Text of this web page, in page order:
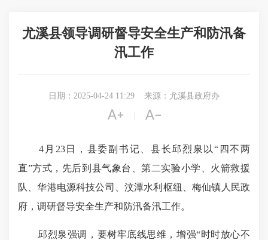
尤溪县领导调研督导安全生产和防汛备
汛工作
日期：2025-04-24 11:29 来源：尤溪县政府办
 
4月23日，县委副书记、县长邱烈泉以“四不两
直”方式，先后到县气象台、第二实验小学、火箭救援
队、华港电源科技公司、汶潭水利枢纽、梅仙镇人民政
府，调研督导安全生产和防汛备汛工作。
邱烈泉强调，要树牢底线思维，增强“时时放心不